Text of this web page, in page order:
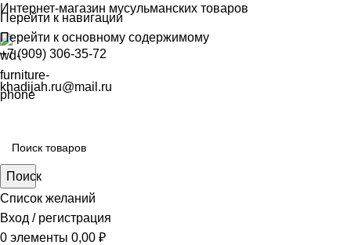
Перейти к навигации
Перейти к основному содержимому
Интернет-магазин мусульманских товаров
+7 (909) 306-35-72
khadijah.ru@mail.ru
Поиск
Список желаний
Вход / регистрация
0 элементы 0,00 ₽